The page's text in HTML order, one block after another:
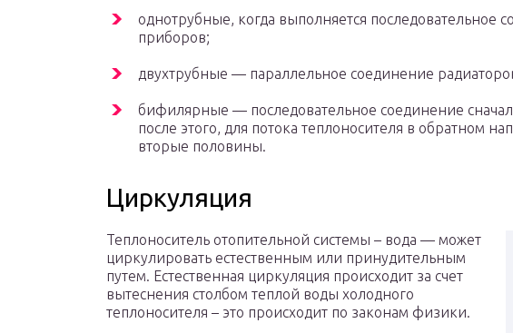
однотрубные, когда выполняется последовательное
приборов;
двухтрубные — параллельное соединение
бифилярные — последовательное соединение
после этого, для потока теплоносителя в обратном
вторые половины.
Циркуляция
Теплоноситель отопительной системы – вода — может
циркулировать естественным или принудительным
путем. Естественная циркуляция происходит за счет
вытеснения столбом теплой воды холодного
теплоносителя – это происходит по законам физики.